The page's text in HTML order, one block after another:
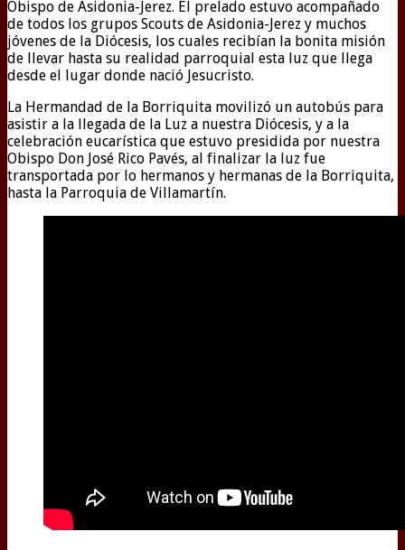
Obispo de Asidonia-Jerez. El prelado estuvo acompañado
de todos los grupos Scouts de Asidonia-Jerez y muchos
jóvenes de la Diócesis, los cuales recibían la bonita misión
de llevar hasta su realidad parroquial esta luz que llega
desde el lugar donde nació Jesucristo.
La Hermandad de la Borriquita movilizó un autobús para
asistir a la llegada de la Luz a nuestra Diócesis, y a la
celebración eucarística que estuvo presidida por nuestra
Obispo Don José Rico Pavés, al finalizar la luz fue
transportada por lo hermanos y hermanas de la Borriquita,
hasta la Parroquia de Villamartín.